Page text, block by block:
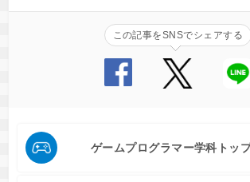
この記事をSNSでシェアする
ゲームプログラマー学科トッ